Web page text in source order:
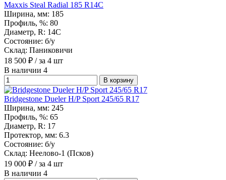
Maxxis Steal Radial 185 R14C
Ширина, мм: 185
Профиль, %: 80
Диаметр, R: 14С
Состояние: б/у
Склад: Паниковичи
18 500 ₽ / за 4 шт
В наличии 4
В корзину
Bridgestone Dueler H/P Sport 245/65 R17
Ширина, мм: 245
Профиль, %: 65
Диаметр, R: 17
Протектор, мм: 6.3
Состояние: б/у
Склад: Неелово-1 (Псков)
19 000 ₽ / за 4 шт
В наличии 4